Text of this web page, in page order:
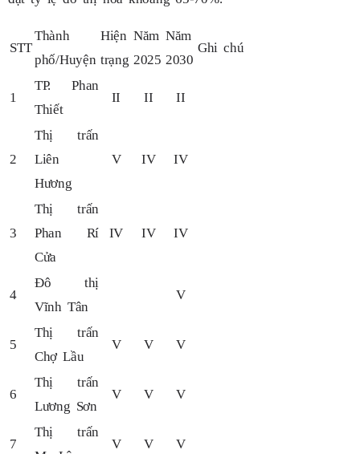
STT
Thành
phố/Huyện
Hiện
trạng
Năm
2025
Năm
2030
Ghi chú
1
TP. Phan
Thiết
II II II
2
Thị trấn
Liên
Hương
V IV IV
3
Thị trấn
Phan Rí
Cửa
IV IV IV
4
Đô thị
Vĩnh Tân
V
5
Thị trấn
Chợ Lầu
V V V
6
Thị trấn
Lương Sơn
V V V
7
Thị trấn
V V V